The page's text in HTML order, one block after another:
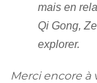
mais en
Qi Gong,
explorer.
Merci encore à